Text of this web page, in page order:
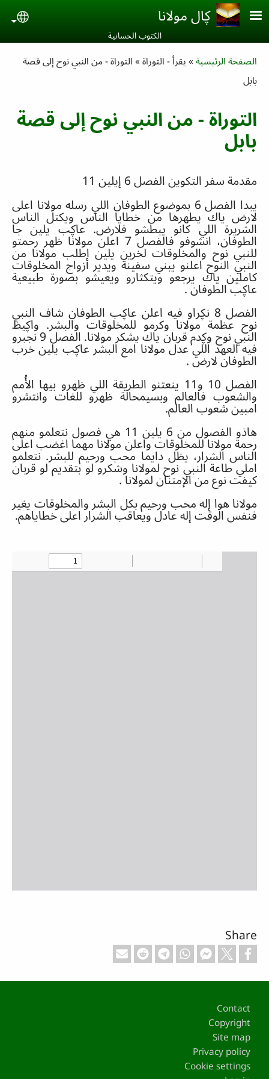
Skip to main content
ڮال مولانا
الكتوب الحسانية‎
Breadcrumb
الصفحة الرئيسية يقرأ - التوراة
التوراة - من النبي نوح إلى قصة
بابل
التوراة - من النبي نوح إلى قصة
بابل
مقدمة سفر التكوين الفصل 6 إيلين 11
يبدا الفصل 6 بموضوع الطوفان اللي رسله مولانا اعلى
لارض ياك يطهرها من خطايا الناس ويكتل الناس
الشريرة اللي كانو يبطشو فلارض.عاڮب يلين جا
الطوفان، انشوفو فالفصل 7 اعلن مولانا ظهر رحمتو
للنبي نوح والمخلوقات لخرين يلين اطلب مولانا من
النبي النوح اعلنو يبني سفينة ويدير أزواج المخلوقات
كاملين ياك يرجعو ويتكثارو ويعيشو بصورة طبيعية
عاڮب الطوفان.
الفصل 8 نڮراو فيه اعلن عاڮب الطوفان شاف النبي
نوح عظمة مولانا وكرمو للمخلوقات والبشر. واڮيظ
النبي نوح وڮدم قربان ياك يشكر مولانا. الفصل9 نجبرو
فيه العهد اللي عدل مولانا امع البشر عاڮب يلين خرب
الطوفان لارض .
الفصل 10 و11 ينعتنو الطريقة اللي ظهرو بيها الأُمم
والشعوب فالعالم وبسيمحالة ظهرو للغات وانتشرو
امبين شعوب العالم.
هاذو الفصول من 6 يلين 11 هي فصول نتعلمو منهم
رحمة مولانا للمخلوقات واعلن مولانا مهما اغضب اعلى
الناس الشرار، يظل دايما محب ورحيم للبشر.نتعلمو
املي طاعة النبي نوح لمولانا وشكرو لو بتقديم لو قربان
كيفت نوع من الإمتنان لمولانا.
مولانا هوا إله محب ورحيم بكل البشر والمخلوقات يغير
فنفس الوقت إله عادل ويعاقب الشرار اعلى خطاياهم.
Share
Footer
Contact
Copyright
Site map
Privacy policy
Cookie settings